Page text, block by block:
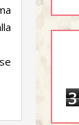
3